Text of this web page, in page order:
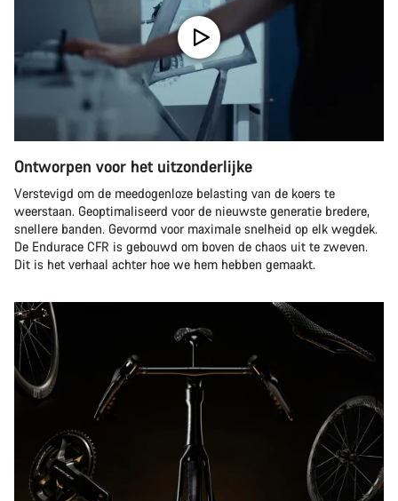
Ontworpen voor het uitzonderlijke
Verstevigd om de meedogenloze belasting van de koers te
weerstaan. Geoptimaliseerd voor de nieuwste generatie bredere,
snellere banden. Gevormd voor maximale snelheid op elk wegdek.
De Endurace CFR is gebouwd om boven de chaos uit te zweven.
Dit is het verhaal achter hoe we hem hebben gemaakt.